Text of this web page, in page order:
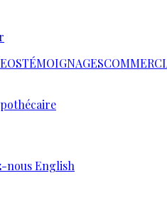
TÉMOIGNAGES
nousEnglish